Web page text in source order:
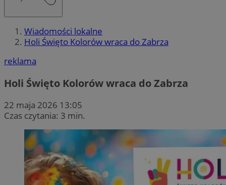
Wiadomości lokalne
Holi Święto Kolorów wraca do Zabrza
reklama
Holi Święto Kolorów wraca do Zabrza
22 maja 2026 13:05
Czas czytania: 3 min.